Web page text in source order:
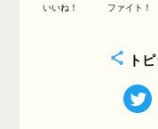
いいね！ ファイト！
ト